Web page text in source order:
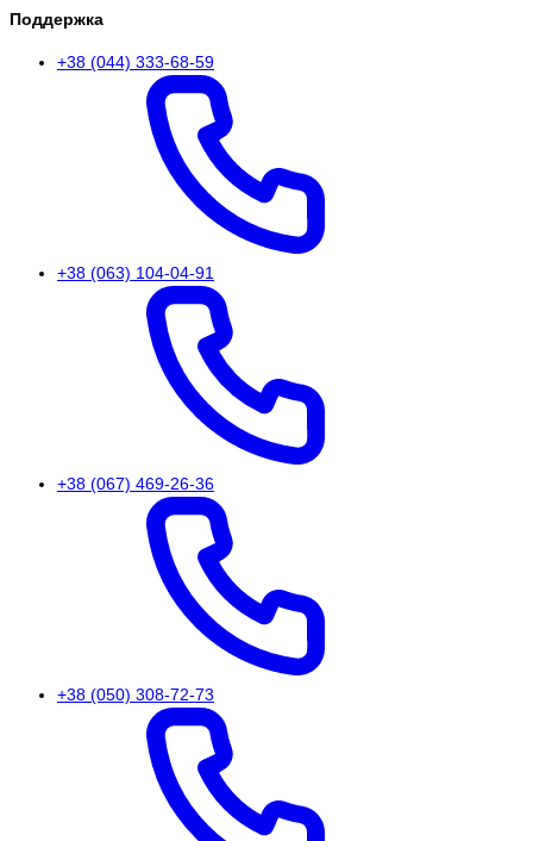
Поддержка
+38 (044) 333-68-59
+38 (063) 104-04-91
+38 (067) 469-26-36
+38 (050) 308-72-73